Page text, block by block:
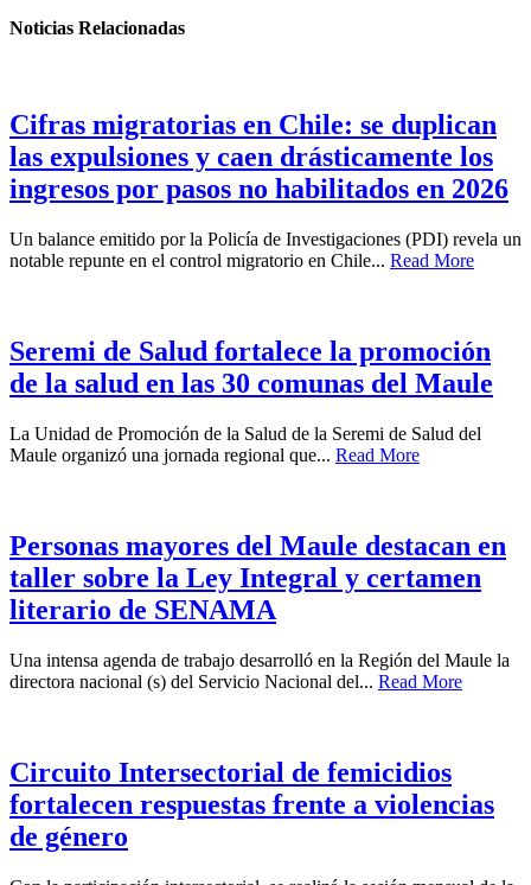
Noticias Relacionadas
Cifras migratorias en Chile: se duplican
las expulsiones y caen drásticamente los
ingresos por pasos no habilitados en 2026
Un balance emitido por la Policía de Investigaciones (PDI) revela un
notable repunte en el control migratorio en Chile... Read More
Seremi de Salud fortalece la promoción
de la salud en las 30 comunas del Maule
La Unidad de Promoción de la Salud de la Seremi de Salud del
Maule organizó una jornada regional que... Read More
Personas mayores del Maule destacan en
taller sobre la Ley Integral y certamen
literario de SENAMA
Una intensa agenda de trabajo desarrolló en la Región del Maule la
directora nacional (s) del Servicio Nacional del... Read More
Circuito Intersectorial de femicidios
fortalecen respuestas frente a violencias
de género